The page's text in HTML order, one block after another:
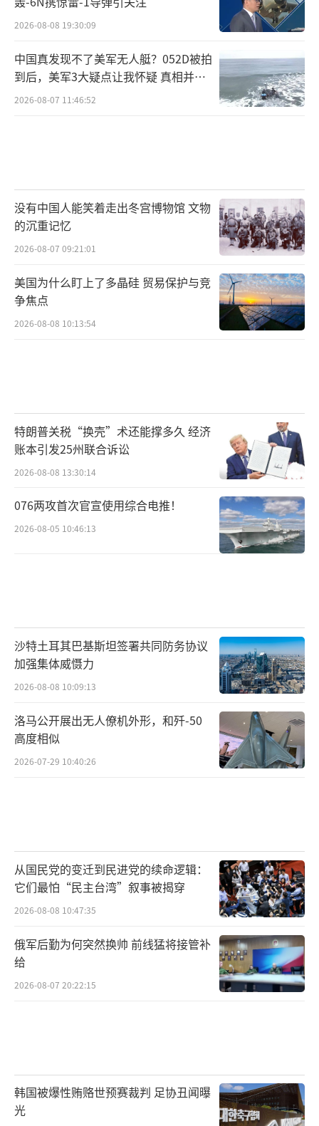
2026-08-08 19:30:09
中国真发现不了美军无人艇？052D被拍
到后，美军3大疑点让我怀疑 真相并非
如此
2026-08-07 11:46:52
没有中国人能笑着走出冬宫博物馆 文物
的沉重记忆
2026-08-07 09:21:01
美国为什么盯上了多晶硅 贸易保护与竞
争焦点
2026-08-08 10:13:54
特朗普关税“换壳”术还能撑多久 经济
账本引发25州联合诉讼
2026-08-08 13:30:14
076两攻首次官宣使用综合电推！
2026-08-05 10:46:13
沙特土耳其巴基斯坦签署共同防务协议
加强集体威慑力
2026-08-08 10:09:13
洛马公开展出无人僚机外形，和歼-50
高度相似
2026-07-29 10:40:26
从国民党的变迁到民进党的续命逻辑：
它们最怕“民主台湾”叙事被揭穿
2026-08-08 10:47:35
俄军后勤为何突然换帅 前线猛将接管补
给
2026-08-07 20:22:15
韩国被爆性贿赂世预赛裁判 足协丑闻曝
光